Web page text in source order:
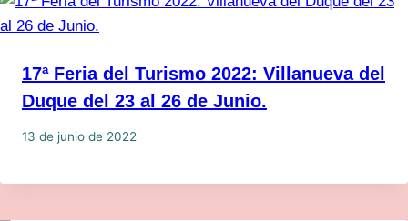
17ª Feria del Turismo 2022: Villanueva del
Duque del 23 al 26 de Junio.
13 de junio de 2022